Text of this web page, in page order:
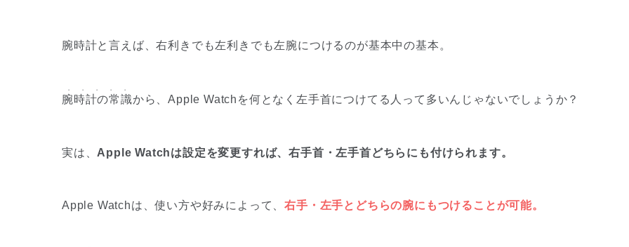
腕時計と言えば、右利きでも左利きでも左腕につけるのが基本中の基本。
腕時計の常識
・・・・・
から、Apple Watchを何となく左手首につけてる人って多いんじゃないでしょうか？
実は、 Apple Watchは設定を変更すれば、右手首・左手首どちらにも付けられます。
Apple Watchは、使い方や好みによって、右手・左手とどちらの腕にもつけることが可能。